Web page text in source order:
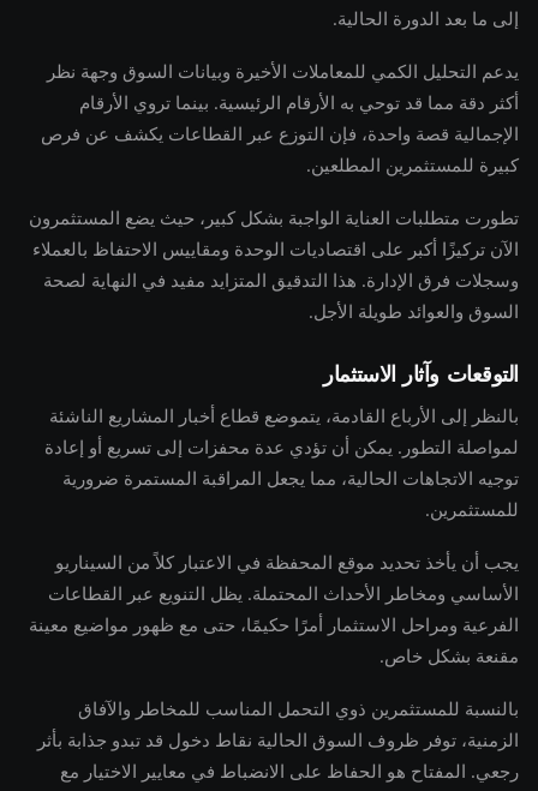
إلى ما بعد الدورة الحالية.
يدعم التحليل الكمي للمعاملات الأخيرة وبيانات السوق وجهة نظر
أكثر دقة مما قد توحي به الأرقام الرئيسية. بينما تروي الأرقام
الإجمالية قصة واحدة، فإن التوزع عبر القطاعات يكشف عن فرص
كبيرة للمستثمرين المطلعين.
تطورت متطلبات العناية الواجبة بشكل كبير، حيث يضع المستثمرون
الآن تركيزًا أكبر على اقتصاديات الوحدة ومقاييس الاحتفاظ بالعملاء
وسجلات فرق الإدارة. هذا التدقيق المتزايد مفيد في النهاية لصحة
السوق والعوائد طويلة الأجل.
التوقعات وآثار الاستثمار
بالنظر إلى الأرباع القادمة، يتموضع قطاع أخبار المشاريع الناشئة
لمواصلة التطور. يمكن أن تؤدي عدة محفزات إلى تسريع أو إعادة
توجيه الاتجاهات الحالية، مما يجعل المراقبة المستمرة ضرورية
للمستثمرين.
يجب أن يأخذ تحديد موقع المحفظة في الاعتبار كلاً من السيناريو
الأساسي ومخاطر الأحداث المحتملة. يظل التنويع عبر القطاعات
الفرعية ومراحل الاستثمار أمرًا حكيمًا، حتى مع ظهور مواضيع معينة
مقنعة بشكل خاص.
بالنسبة للمستثمرين ذوي التحمل المناسب للمخاطر والآفاق
الزمنية، توفر ظروف السوق الحالية نقاط دخول قد تبدو جذابة بأثر
رجعي. المفتاح هو الحفاظ على الانضباط في معايير الاختيار مع